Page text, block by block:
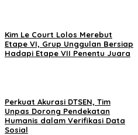
Kim Le Court Lolos Merebut
Etape VI, Grup Unggulan Bersiap
Hadapi Etape VII Penentu Juara
Perkuat Akurasi DTSEN, Tim
Unpas Dorong Pendekatan
Humanis dalam Verifikasi Data
Sosial